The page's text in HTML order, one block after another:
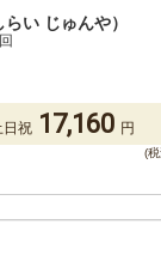
い じゅんや）
日祝 17,160 円